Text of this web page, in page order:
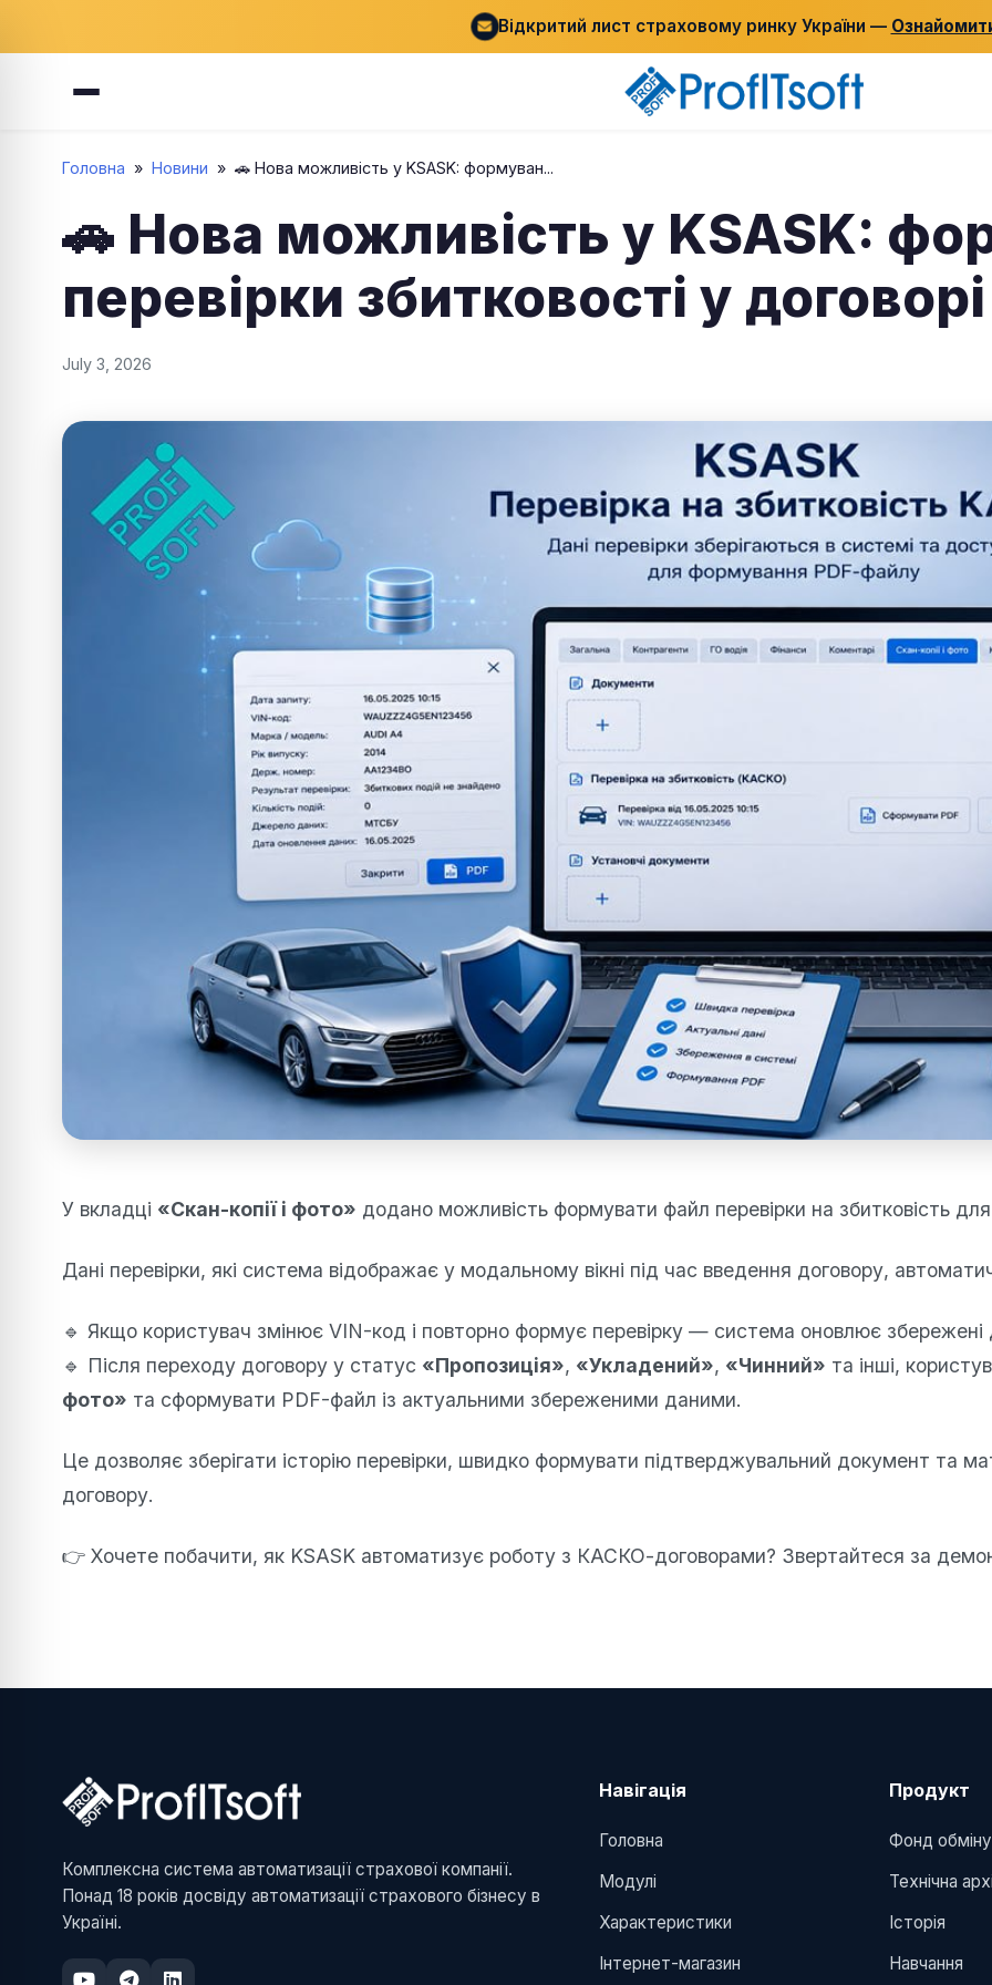
Відкритий лист страховому ринку України —
Головна » Новини » 🚗 Нова можливість у KSASK: формуван...
🚗 Нова можливість у KSASK:
перевірки збитковості у
July 3, 2026
У вкладці «Скан-копії і фото» додано можливість формувати файл перевірки на збитковість
Дані перевірки, які система відображає у модальному вікні під час введення договору,
🔹 Якщо користувач змінює VIN-код і повторно формує перевірку — система оновлює збережені
🔹 Після переходу договору у статус «Пропозиція», «Укладений», «Чинний» та інші,
фото» та сформувати PDF-файл із актуальними збереженими даними.
Це дозволяє зберігати історію перевірки, швидко формувати підтверджувальний документ та
договору.
👉 Хочете побачити, як KSASK автоматизує роботу з КАСКО-договорами? Звертайтеся за
Комплексна система автоматизації страхової компанії.
Понад 18 років досвіду автоматизації страхового бізнесу в
Україні.
Навігація
Головна
Модулі
Характеристики
Інтернет-магазин
Продукт
Фонд обміну
Технічна
Історія
Навчання